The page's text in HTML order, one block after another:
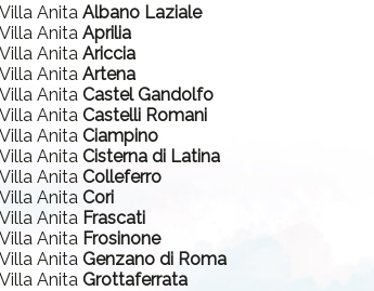
Anita Albano Laziale
Anita Aprilia
Anita Ariccia
Anita Artena
Anita Castel Gandolfo
Anita Castelli Romani
Anita Ciampino
Anita Cisterna di Latina
Anita Colleferro
Anita Cori
Anita Frascati
Anita Frosinone
Anita Genzano di Roma
Anita Grottaferrata